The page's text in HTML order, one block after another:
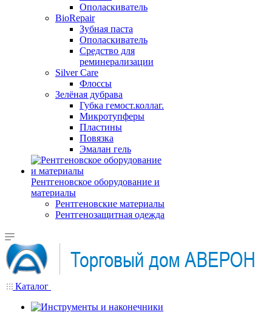
Ополаскиватель
BioRepair
Зубная паста
Ополаскиватель
Средство для
реминерализации
Silver Care
Флоссы
Зелёная дубрава
Губка гемост.коллаг.
Микротупферы
Пластины
Повязка
Эмалан гель
Рентгеновское оборудование и
материалы
Рентгеновские материалы
Рентгенозащитная одежда
Каталог